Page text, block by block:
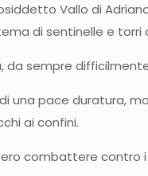
Vallo di
di sentinelle e
da sempre
una pace duratura,
ai confini.
combattere contro i